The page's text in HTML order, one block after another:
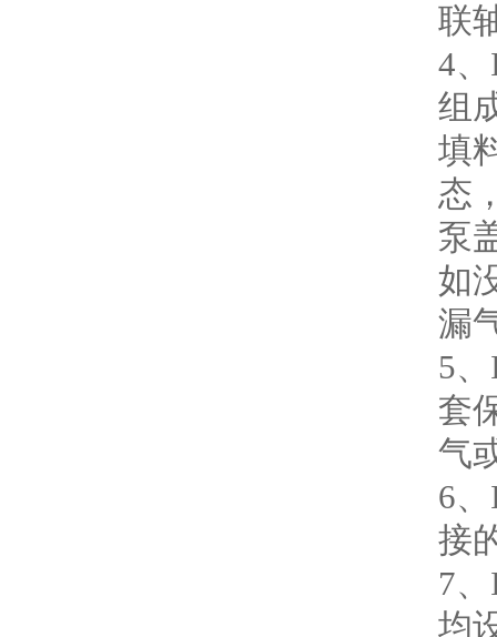
联
4
组
填
态
泵
如
漏
5
套
气
6
接
7
均